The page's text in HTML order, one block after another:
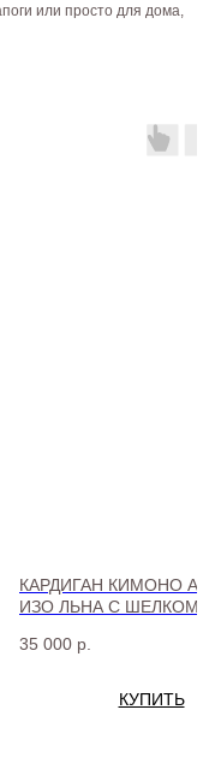
или просто для дома,
КАРДИГАН КИМОНО
ИЗО ЛЬНА С ШЕЛКОМ
35 000 р.
КУПИТЬ